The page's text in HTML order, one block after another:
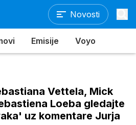
Novosti
Emisije Voyo
Vettela, Mick
Loeba gledajte
uz komentare Jurja